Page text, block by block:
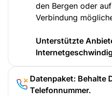
den Bergen oder
Verbindung
Unterstützte
Datenpaket: Behalte
Telefonnummer.